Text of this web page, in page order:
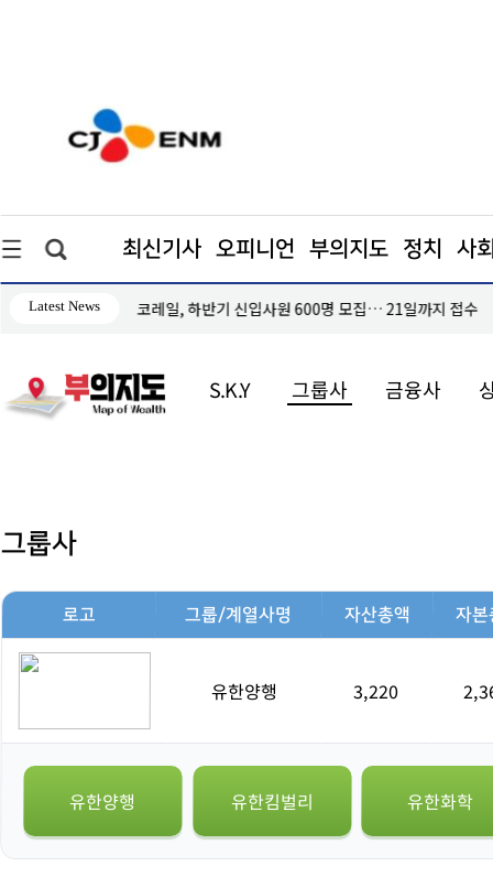
최신기사 오피니언 부의지도 정치 사
Latest News
발표" 코레일, 하반기 신입사원 600명 모집… 21일까지 접수
S.K.Y 그룹사 금융사
그룹사
로고 그룹/계열사명 자산총액 자본
유한양행 3,220
유한양행 유한킴벌리 유한화학